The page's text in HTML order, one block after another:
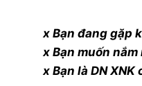
x Bạn đang gặp
x Bạn muốn
x Bạn là DN